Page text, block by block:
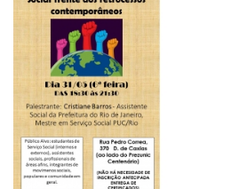
CPSA
PROUNI
FIES
CURSOS